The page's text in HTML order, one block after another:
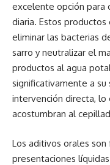
excelente opción para
diaria. Estos
eliminar las bacterias
sarro y neutralizar el
productos al agua
significativamente a
intervención directa, lo
acostumbran al
Los aditivos orales son
presentaciones